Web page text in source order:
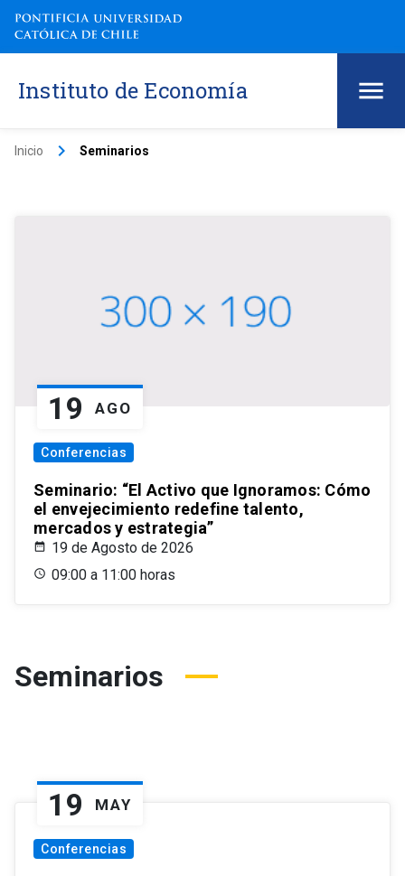
Instituto de Economía
Inicio keyboard_arrow_right Seminarios
19 AGO
Conferencias
Seminario: “El Activo que Ignoramos: Cómo
el envejecimiento redefine talento,
mercados y estrategia”
19 de Agosto de 2026
09:00 a 11:00 horas
Seminarios
19 MAY
Conferencias